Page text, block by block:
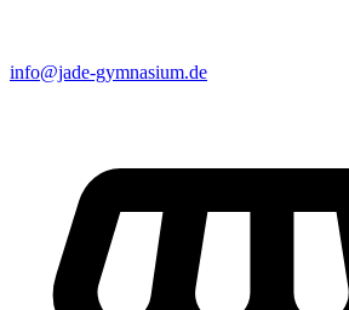
info@jade-gymnasium.de